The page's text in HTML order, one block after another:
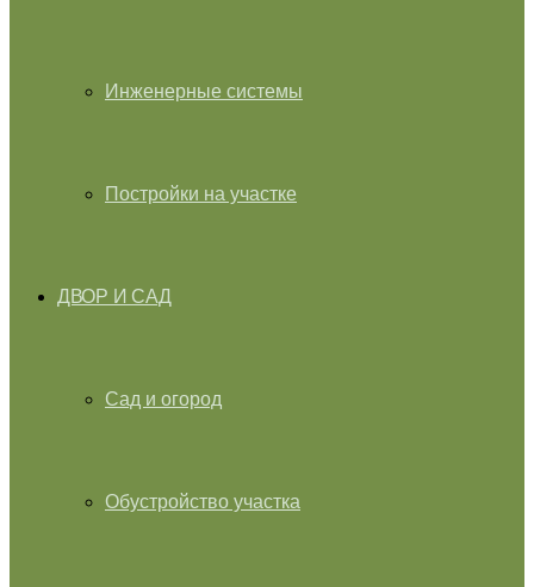
Инженерные системы
Постройки на участке
ДВОР И САД
Сад и огород
Обустройство участка